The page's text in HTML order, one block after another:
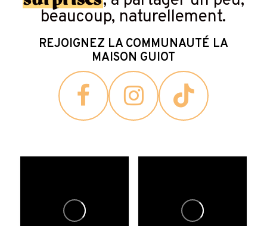
beaucoup, naturellement.
REJOIGNEZ LA COMMUNAUTÉ LA
MAISON GUIOT